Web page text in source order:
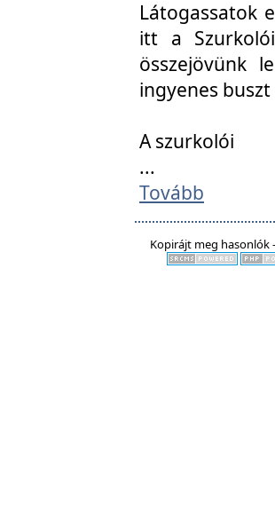
Látogassatok
itt a
összejövünk
ingyenes
A szurkolói
...
Tovább
Kopirájt meg hasonlók